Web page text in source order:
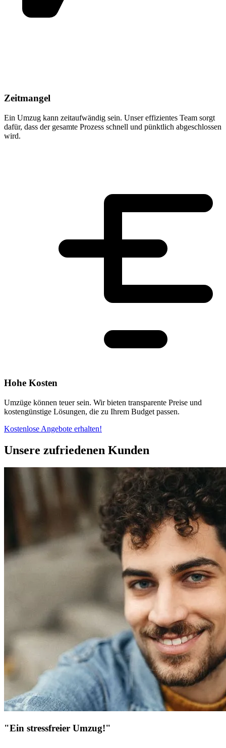
Zeitmangel
Ein Umzug kann zeitaufwändig sein. Unser effizientes Team sorgt
dafür, dass der gesamte Prozess schnell und pünktlich abgeschlossen
wird.
Hohe Kosten
Umzüge können teuer sein. Wir bieten transparente Preise und
kostengünstige Lösungen, die zu Ihrem Budget passen.
Kostenlose Angebote erhalten!
Unsere zufriedenen Kunden
"Ein stressfreier Umzug!"